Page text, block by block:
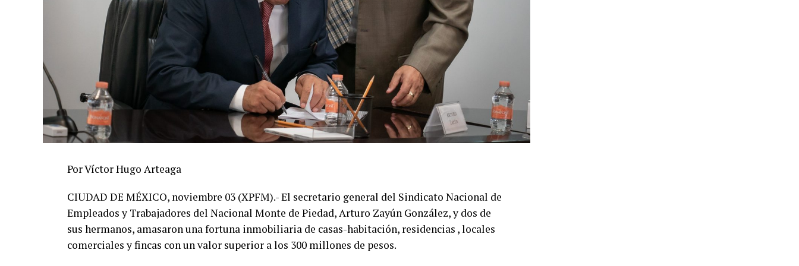
Por Víctor Hugo Arteaga
CIUDAD DE MÉXICO, noviembre 03 (XPFM).- El secretario general del Sindicato Nacional de
Empleados y Trabajadores del Nacional Monte de Piedad, Arturo Zayún González, y dos de
sus hermanos, amasaron una fortuna inmobiliaria de casas-habitación, residencias , locales
comerciales y fincas con un valor superior a los 300 millones de pesos.